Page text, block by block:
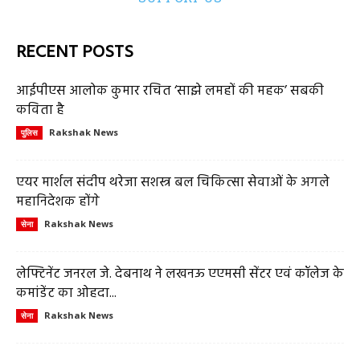
RECENT POSTS
आईपीएस आलोक कुमार रचित ‘साझे लमहों की महक’ सबकी
कविता है
पुलिस Rakshak News
एयर मार्शल संदीप थरेजा सशस्त्र बल चिकित्सा सेवाओं के अगले
महानिदेशक होंगे
सेना Rakshak News
लेफ्टिनेंट जनरल जे. देबनाथ ने लखनऊ एएमसी सेंटर एवं कॉलेज के
कमांडेंट का ओहदा...
सेना Rakshak News